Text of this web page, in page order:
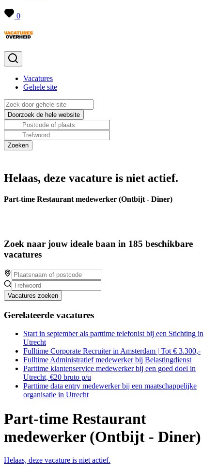
0
Vacatures
Gehele site
Helaas, deze vacature is niet actief.
Part-time Restaurant medewerker (Ontbijt - Diner)
Zoek naar jouw ideale baan in 185 beschikbare
vacatures
Vacatures zoeken
Gerelateerde vacatures
Start in september als parttime telefonist bij een Stichting in
Utrecht
Fulltime Corporate Recruiter in Amsterdam | Tot € 3.300,-
Fulltime Administratief medewerker bij Belastingdienst
Parttime klantenservice medewerker bij een goed doel in
Utrecht, €20 bruto p/u
Parttime data entry medewerker bij een maatschappelijke
organisatie in Utrecht
Part-time Restaurant
medewerker (Ontbijt - Diner)
Helaas, deze vacature is niet actief.